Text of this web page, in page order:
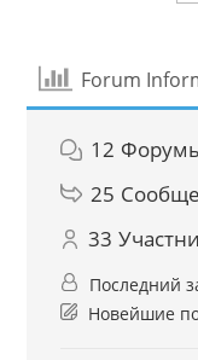
Forum
12
25
33
Последний
Новейшие